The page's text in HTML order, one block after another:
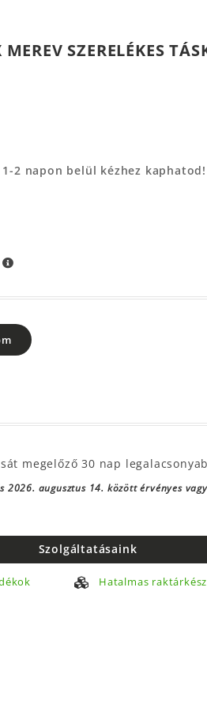
SZERELÉKES
2 napon belül kézhez kaphatod!
megelőző 30 nap
2026. augusztus 14. között érvényes
Szolgáltatásaink
Hatalmas